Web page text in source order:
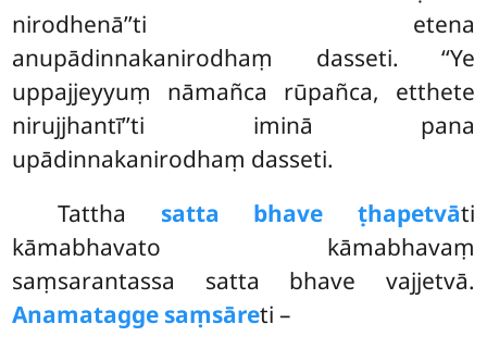
nirodhenā’’ti etena
anupādinnakanirodhaṃ dasseti. ‘‘Ye
uppajjeyyuṃ nāmañca rūpañca, etthete
nirujjhantī’’ti iminā pana
upādinnakanirodhaṃ dasseti.
Tattha satta bhave ṭhapetvāti
kāmabhavato kāmabhavaṃ
saṃsarantassa satta bhave vajjetvā.
Anamatagge saṃsāreti –